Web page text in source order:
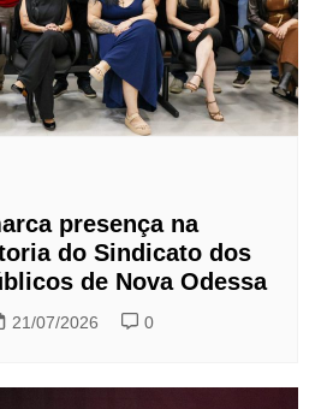
presença na
do Sindicato dos
de Nova Odessa
21/07/2026 0